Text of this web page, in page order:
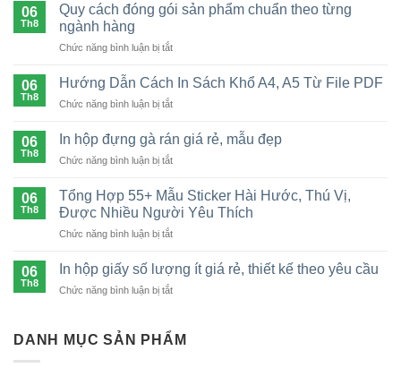
06
Th8
Quy cách đóng gói sản phẩm chuẩn theo từng
ngành hàng
Chức năng bình luận bị tắtở
cách
gói
phẩm
ngành
hàng
06
Th8
Hướng Dẫn Cách In Sách Khổ A4, A5 Từ File PDF
Chức năng bình luận bị tắtở
Cách
In
Khổ
A4,
Từ
PDF
06
Th8
In hộp đựng gà rán giá rẻ, mẫu đẹp
Chức năng bình luận bị tắtở
hộp
đựng
gà
rán
rẻ,
đẹp
06
Th8
Tổng Hợp 55+ Mẫu Sticker Hài Hước, Thú Vị,
Được Nhiều Người Yêu Thích
Chức năng bình luận bị tắtở
55+
Mẫu
Hước,
06
Th8
In hộp giấy số lượng ít giá rẻ, thiết kế theo yêu cầu
Chức năng bình luận bị tắtở
giấy
DANH MỤC SẢN PHẨM